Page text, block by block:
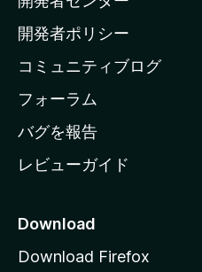
ム
ー
ジ
へ
開発者ポリシー
コミュニティブログ
フォーラム
バグを報告
レビューガイド
Download
Download Firefox